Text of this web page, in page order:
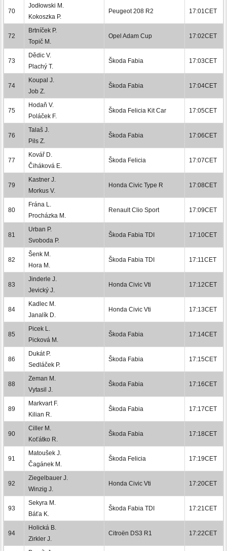
70
Jodłowski M.
Kokoszka P.
Peugeot 208 R2 17:01CET
72
Brtníček P.
Topič M.
Opel Adam Cup 17:02CET
73
Dědic V.
Plachý T.
Škoda Fabia 17:03CET
74
Koupal J.
Job Z.
Škoda Fabia 17:04CET
75
Hodaň V.
Poláček F.
Škoda Felicia Kit Car 17:05CET
76
Talaš J.
Pils Z.
Škoda Fabia 17:06CET
77
Kovář D.
Čiháková E.
Škoda Felicia 17:07CET
79
Kastner J.
Morkus V.
Honda Civic Type R 17:08CET
80
Frána L.
Procházka M.
Renault Clio Sport 17:09CET
81
Urban P.
Svoboda P.
Škoda Fabia TDI 17:10CET
82
Šenk M.
Hora M.
Škoda Fabia TDI 17:11CET
83
Jinderle J.
Jevický J.
Honda Civic Vti 17:12CET
84
Kadlec M.
Janalík D.
Honda Civic Vti 17:13CET
85
Picek L.
Picková M.
Škoda Fabia 17:14CET
86
Dukát P.
Sedláček P.
Škoda Fabia 17:15CET
88
Zeman M.
Vytasil J.
Škoda Fabia 17:16CET
89
Markvart F.
Kilian R.
Škoda Fabia 17:17CET
90
Ciller M.
Koťátko R.
Škoda Fabia 17:18CET
91
Matoušek J.
Čagánek M.
Škoda Felicia 17:19CET
92
Ziegelbauer J.
Winzig J.
Honda Civic Vti 17:20CET
93
Sekyra M.
Báťa K.
Škoda Fabia TDI 17:21CET
94
Holická B.
Zirkler J.
Citroën DS3 R1 17:22CET